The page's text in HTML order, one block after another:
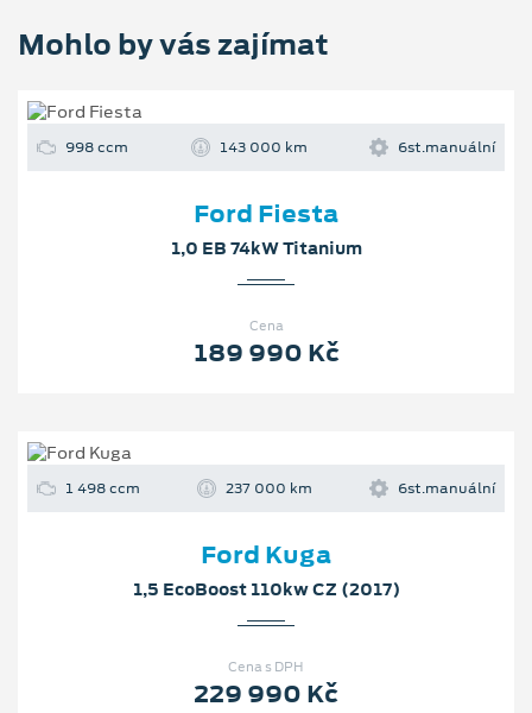
Mohlo by vás zajímat
998 ccm 143 000 km 6st.manuální
Ford Fiesta
1,0 EB 74kW Titanium
Cena
189 990 Kč
1 498 ccm 237 000 km 6st.manuální
Ford Kuga
1,5 EcoBoost 110kw CZ (2017)
Cena s DPH
229 990 Kč